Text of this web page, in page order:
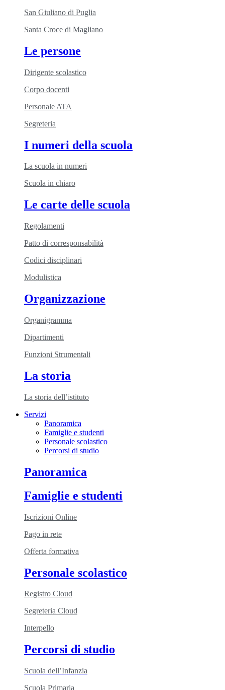
San Giuliano di Puglia
Santa Croce di Magliano
Le persone
Dirigente scolastico
Corpo docenti
Personale ATA
Segreteria
I numeri della scuola
La scuola in numeri
Scuola in chiaro
Le carte delle scuola
Regolamenti
Patto di corresponsabilità
Codici disciplinari
Modulistica
Organizzazione
Organigramma
Dipartimenti
Funzioni Strumentali
La storia
La storia dell’istituto
Servizi
Panoramica
Famiglie e studenti
Personale scolastico
Percorsi di studio
Panoramica
Famiglie e studenti
Iscrizioni Online
Pago in rete
Offerta formativa
Personale scolastico
Registro Cloud
Segreteria Cloud
Interpello
Percorsi di studio
Scuola dell’Infanzia
Scuola Primaria